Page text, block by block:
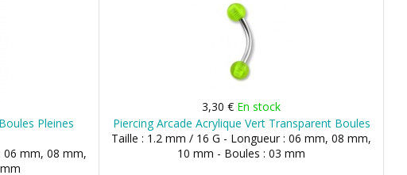
Pleines
06 mm, 08 mm,
3,30 € En stock
Piercing Arcade Acrylique Vert Transparent Boules
Taille : 1.2 mm / 16 G - Longueur : 06 mm, 08 mm,
10 mm - Boules : 03 mm